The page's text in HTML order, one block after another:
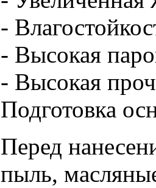
-
- Высокая
- Высокая
Подготовка
Перед
пыль,